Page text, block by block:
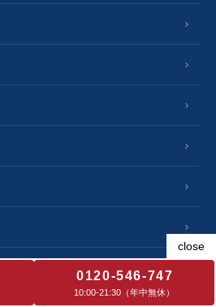
0120-546-747
10:00‐21:30（年中無休）